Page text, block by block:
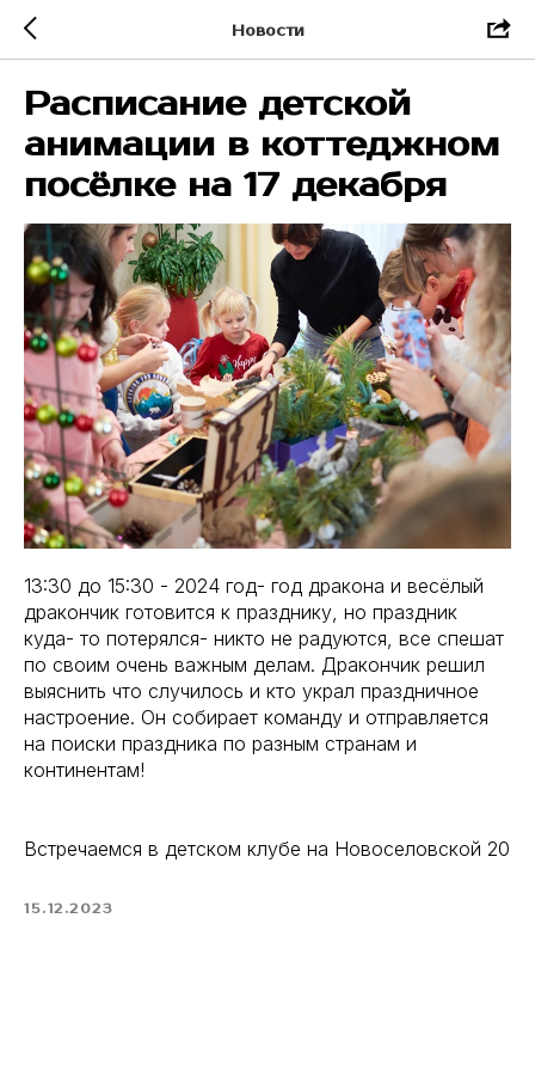
Новости
Расписание детской
анимации в коттеджном
посёлке на 17 декабря
13:30 до 15:30 - 2024 год- год дракона и весёлый
дракончик готовится к празднику, но праздник
куда- то потерялся- никто не радуются, все спешат
по своим очень важным делам. Дракончик решил
выяснить что случилось и кто украл праздничное
настроение. Он собирает команду и отправляется
на поиски праздника по разным странам и
континентам!
Встречаемся в детском клубе на Новоселовской 20
15.12.2023